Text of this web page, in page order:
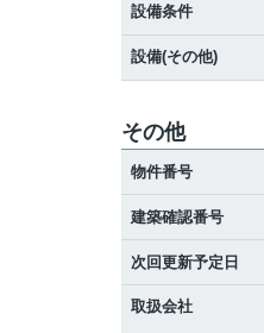
設備条件
設備(その他)
その他
物件番号
建築確認番号
次回更新予定日
取扱会社